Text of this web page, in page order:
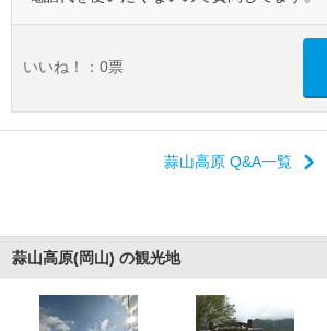
いいね！： 0票
蒜山高原 Q&A一覧
蒜山高原(岡山) の観光地